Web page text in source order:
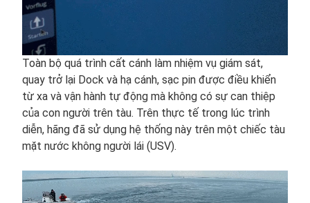
Toàn bộ quá trình cất cánh làm nhiệm vụ giám sát,
quay trở lại Dock và hạ cánh, sạc pin được điều khiển
từ xa và vận hành tự động mà không có sự can thiệp
của con người trên tàu. Trên thực tế trong lúc trình
diễn, hãng đã sử dụng hệ thống này trên một chiếc tàu
mặt nước không người lái (USV).